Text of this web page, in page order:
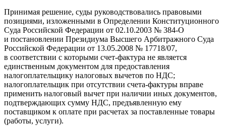
Принимая решение, суды руководствовались правовыми
позициями, изложенными в Определении Конституционного
Суда Российской Федерации от 02.10.2003 № 384-О
и постановлении Президиума Высшего Арбитражного Суда
Российской Федерации от 13.05.2008 № 17718/07,
в соответствии с которыми счет-фактура не является
единственным документом для предоставления
налогоплательщику налоговых вычетов по НДС;
налогоплательщик при отсутствии счета-фактуры вправе
применить налоговый вычет при наличии иных документов,
подтверждающих сумму НДС, предъявленную ему
поставщиком к оплате при расчетах за поставленные товары
(работы, услуги).